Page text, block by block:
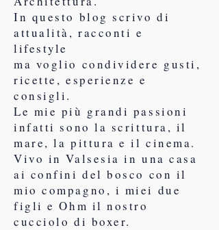
In questo blog scrivo di
attualità, racconti e
lifestyle
ma voglio condividere gusti,
ricette, esperienze e
consigli.
Le mie più grandi passioni
infatti sono la scrittura, il
mare, la pittura e il cinema.
Vivo in Valsesia in una casa
ai confini del bosco con il
mio compagno, i miei due
figli e Ohm il nostro
cucciolo di boxer.